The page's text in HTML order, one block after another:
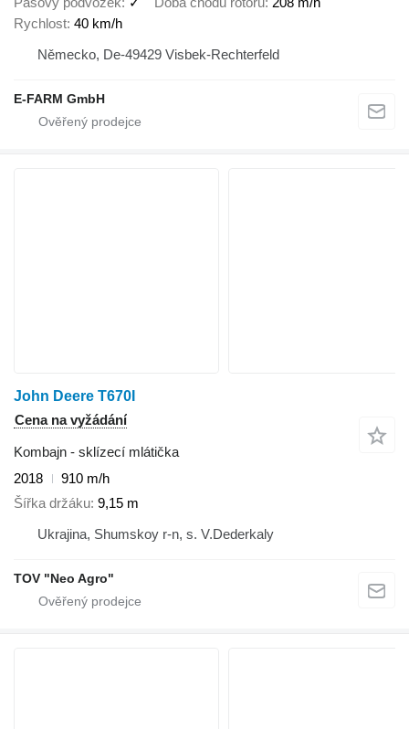
Rychlost 40 km/h
Německo, De-49429 Visbek-Rechterfeld
E-FARM GmbH
John Deere T670I
Cena na vyžádání
Kombajn - sklízecí mlátička
2018
910 m/h
Šířka držáku 9,15 m
Ukrajina, Shumskoy r-n, s. V.Dederkaly
TOV "Neo Agro"